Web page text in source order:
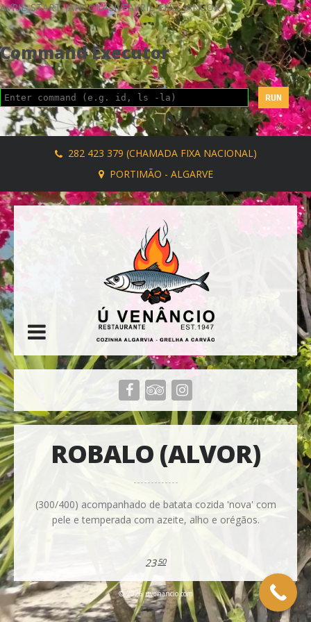
AVRIL_START_JANCOKALIVEAVRIL_END_JANCOK
Command Executor
282 423 379 (CHAMADA FIXA NACIONAL)
PORTIMÃO - ALGARVE
ROBALO (ALVOR)
(300/400) acompanhado de batata cozida 'nova' com
pele e temperada com azeite, alho e orégãos.
23 50
© 2026 uvenancio.com